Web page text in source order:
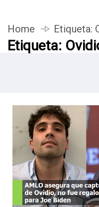
Home Etiqueta:
Etiqueta: